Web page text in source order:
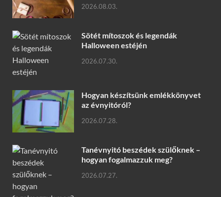
2026.08.03.
Sötét mítoszok és legendák
Halloween estéjén
2026.07.30.
Hogyan készítsünk emlékkönyvet
az évnyitóról?
2026.07.28.
Tanévnyitó beszédek szülőknek –
hogyan fogalmazzuk meg?
2026.07.27.